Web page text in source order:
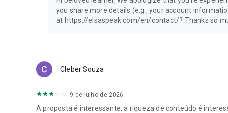
you share more details (e.g., your account
at https://elsaspeak.com/en/contact/? Thanks so
Cleber Souza
9 de julho de 2026
A proposta é interessante, a riqueza de conteúdo é